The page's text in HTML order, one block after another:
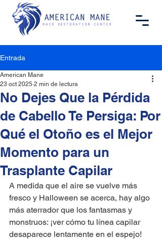
Entrada
No Dejes Que la Pérdida
de Cabello Te Persiga: Por
Qué el Otoño es el Mejor
Momento para un
Trasplante Capilar
American Mane
23 oct 2025 2 min de lectura
A medida que el aire se vuelve más
fresco y Halloween se acerca, hay algo
más aterrador que los fantasmas y
monstruos: ¡ver cómo tu línea capilar
desaparece lentamente en el espejo!